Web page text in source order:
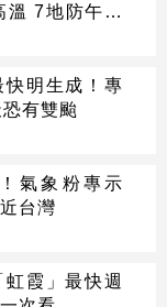
溫 7地防午後
明生成！專
有雙颱
氣象粉專示
台灣
霞」最快週